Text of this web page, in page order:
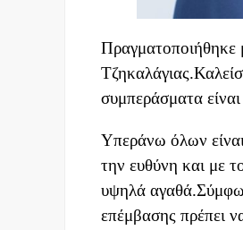
Πραγματοποιήθηκε
συμπεράσματα
Υπεράνω όλων
την ευθύνη και με
υψηλά
επέμβασης πρέπει